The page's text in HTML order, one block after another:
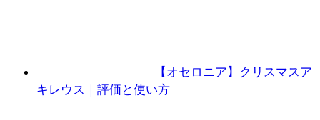
【オセロニア】クリスマスア
キレウス｜評価と使い方